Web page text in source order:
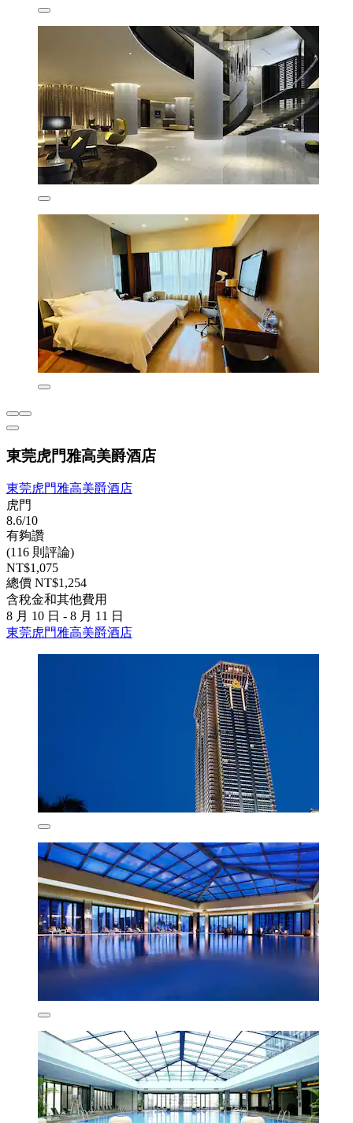
東莞虎門雅高美爵酒店
東莞虎門雅高美爵酒店
虎門
8.6/10
有夠讚
(116 則評論)
NT$1,075
總價 NT$1,254
含稅金和其他費用
8 月 10 日 - 8 月 11 日
東莞虎門雅高美爵酒店